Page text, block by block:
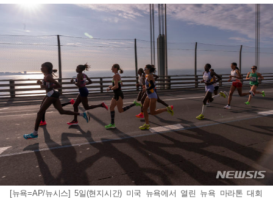
[뉴욕=AP/뉴시스] 5일(현지시간) 미국 뉴욕에서 열린 뉴욕 마라톤 대회